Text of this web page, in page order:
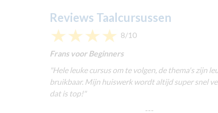
Reviews Taalcursussen
8/10
Frans voor Beginners
"Hele leuke cursus om te volgen, de thema's zijn
bruikbaar. Mijn huiswerk wordt altijd super snel
dat is top!"
---